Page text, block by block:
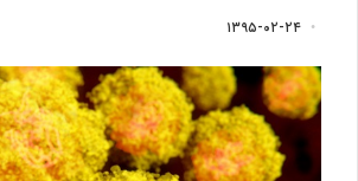
۱۳۹۵-۰۲-۲۴